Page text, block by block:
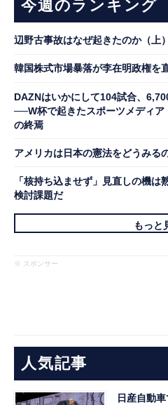
今週のランキング
辺野古事故はなぜ起きたのか（上）
韓国株式市場暴落が李在明政権を
DAZNはいかにして104試合、
──W杯で起きたスポーツメディア
の終焉
アメリカは日本の憲法をどうみる
「核持ち込ませず」見直しの機
検討課題だ
もっと
※ スポンサー
人気記事
日産自動